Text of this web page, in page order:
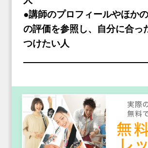
●講師のプロフィールやほか
の評価を参照し、自分に合っ
つけたい人